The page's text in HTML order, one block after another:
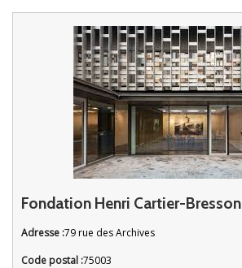
Fondation Henri Cartier-Bresson
Adresse :79 rue des Archives
Code postal :75003